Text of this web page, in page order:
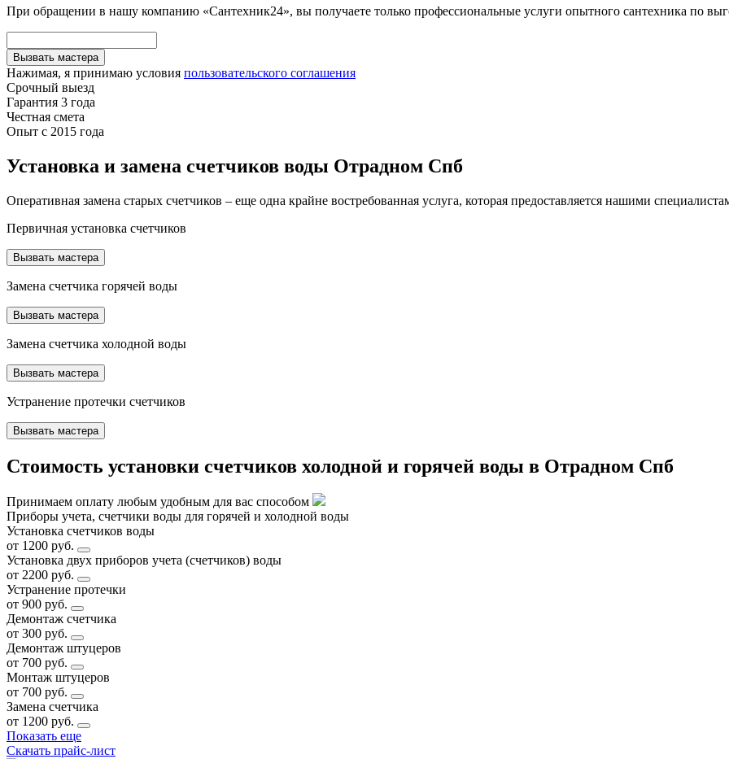
При обращении в нашу компанию «Сантехник24», вы получаете только профессиональные услуги опытного сантехника по
Вызвать мастера
Нажимая, я принимаю условия пользовательского соглашения
Срочный выезд
Гарантия 3 года
Честная смета
Опыт с 2015 года
Установка и замена счетчиков воды Отрадном Спб
Оперативная замена старых счетчиков – еще одна крайне востребованная услуга, которая предоставляется нашими
Первичная установка счетчиков
Вызвать мастера
Замена счетчика горячей воды
Вызвать мастера
Замена счетчика холодной воды
Вызвать мастера
Устранение протечки счетчиков
Вызвать мастера
Стоимость установки счетчиков холодной и горячей воды в Отрадном Спб
Принимаем оплату любым удобным для вас способом
Приборы учета, счетчики воды для горячей и холодной воды
Установка счетчиков воды
от 1200 руб.
Установка двух приборов учета (счетчиков) воды
от 2200 руб.
Устранение протечки
от 900 руб.
Демонтаж счетчика
от 300 руб.
Демонтаж штуцеров
от 700 руб.
Монтаж штуцеров
от 700 руб.
Замена счетчика
от 1200 руб.
Показать еще
Скачать прайс-лист